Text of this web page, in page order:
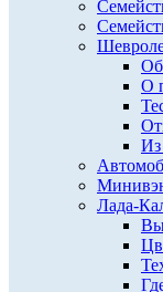
Об
О
Из
Лада-